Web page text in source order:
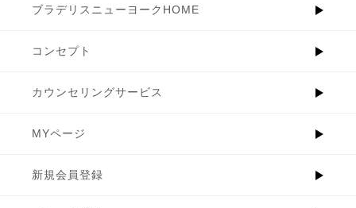
ブラデリスニューヨークHOME
コンセプト
カウンセリングサービス
MYページ
新規会員登録